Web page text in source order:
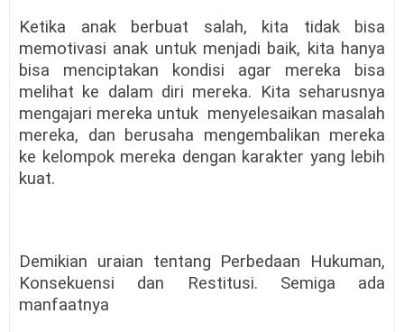
Ketika anak berbuat salah, kita tidak bisa
memotivasi anak untuk menjadi baik, kita hanya
bisa menciptakan kondisi agar mereka bisa
melihat ke dalam diri mereka. Kita seharusnya
mengajari mereka untuk menyelesaikan masalah
mereka, dan berusaha mengembalikan mereka
ke kelompok mereka dengan karakter yang lebih
kuat.
Demikian uraian tentang Perbedaan Hukuman,
Konsekuensi dan Restitusi. Semiga ada
manfaatnya